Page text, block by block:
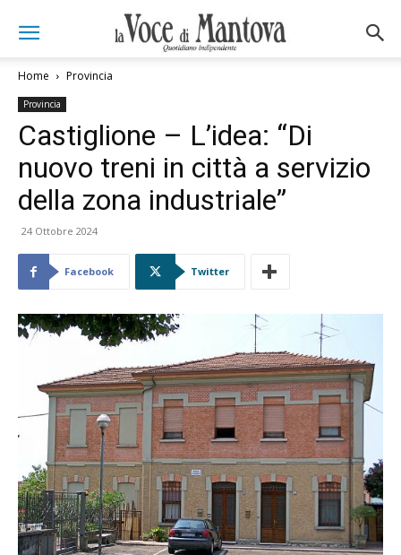
Home Provincia
Provincia
Castiglione – L’idea: “Di
nuovo treni in città a servizio
della zona industriale”
24 Ottobre 2024
Facebook Twitter